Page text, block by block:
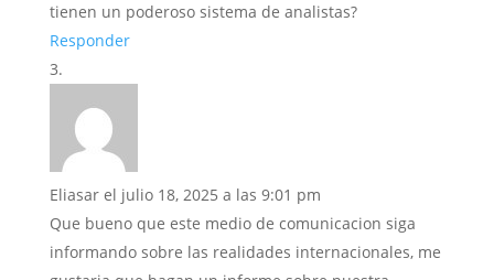
tienen un poderoso sistema de analistas?
Responder
Eliasar el julio 18, 2025 a las 9:01 pm
Que bueno que este medio de comunicacion siga
informando sobre las realidades internacionales, me